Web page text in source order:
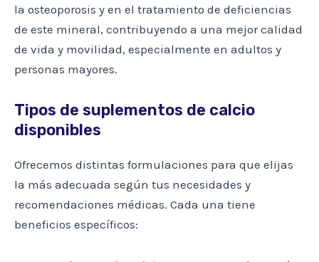
la osteoporosis y en el tratamiento de deficiencias
de este mineral, contribuyendo a una mejor calidad
de vida y movilidad, especialmente en adultos y
personas mayores.
Tipos de suplementos de calcio
disponibles
Ofrecemos distintas formulaciones para que elijas
la más adecuada según tus necesidades y
recomendaciones médicas. Cada una tiene
beneficios específicos: